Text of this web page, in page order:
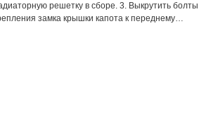
решетку в сборе. 3. Выкрутить болты
замка крышки капота к переднему…